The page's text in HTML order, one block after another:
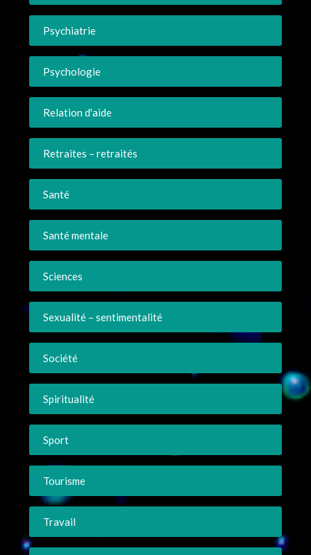
Psychiatrie
Psychologie
Relation d'aide
Retraites – retraités
Santé
Santé mentale
Sciences
Sexualité – sentimentalité
Société
Spiritualité
Sport
Tourisme
Travail